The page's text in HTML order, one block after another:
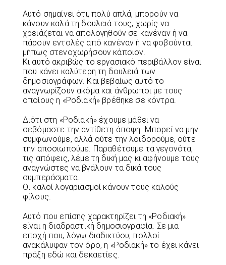
Αυτό σημαίνει ότι, πολύ απλά, μπορούν να
κάνουν καλά τη δουλειά τους, χωρίς να
χρειάζεται να απολογηθούν σε κανέναν ή να
πάρουν εντολές από κανέναν ή να φοβούνται
μήπως στενοχωρήσουν κάποιον.
Κι αυτό ακριβώς το εργασιακό περιβάλλον είναι
που κάνει καλύτερη τη δουλειά των
δημοσιογράφων. Και βεβαίως αυτό το
αναγνωρίζουν ακόμα και άνθρωποι με τους
οποίους η «Ροδιακή» βρέθηκε σε κόντρα.
Διότι στη «Ροδιακή» έχουμε μάθει να
σεβόμαστε την αντίθετη άποψη. Μπορεί να μην
συμφωνούμε, αλλά ούτε την λοιδορούμε, ούτε
την αποσιωπούμε. Παραθέτουμε τα γεγονότα,
τις απόψεις, λέμε τη δική μας κι αφήνουμε τους
αναγνώστες να βγάλουν τα δικά τους
συμπεράσματα.
Οι καλοί λογαριασμοί κάνουν τους καλούς
φίλους.
Αυτό που επίσης χαρακτηρίζει τη «Ροδιακή»
είναι η διαδραστική δημοσιογραφία. Σε μια
εποχή που, λόγω διαδικτύου, πολλοί
ανακάλυψαν τον όρο, η «Ροδιακή» το έχει κάνει
πράξη εδώ και δεκαετίες.